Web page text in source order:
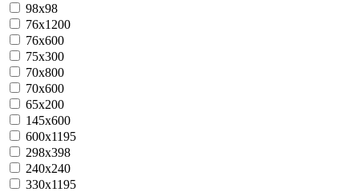
98x98
76x1200
76х600
75x300
70x800
70x600
65x200
145x600
600x1195
298x398
240x240
330x1195